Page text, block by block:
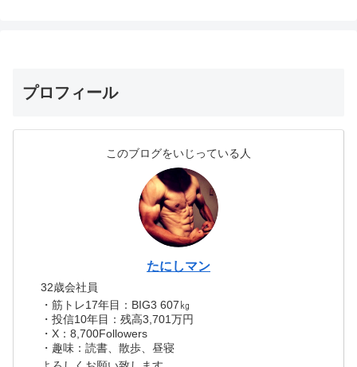
プロフィール
このブログをいじっている人
たにしマン
32歳会社員
・筋トレ17年目：BIG3 607㎏
・投信10年目：残高3,701万円
・X：8,700Followers
・趣味：読書、散歩、昼寝